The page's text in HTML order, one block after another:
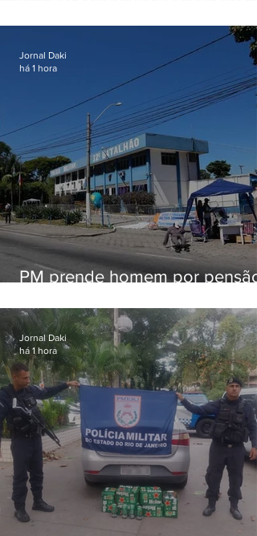
PM prende homem por pensão
Jornal Daki
há 1 hora
Jornal Daki
há 1 hora